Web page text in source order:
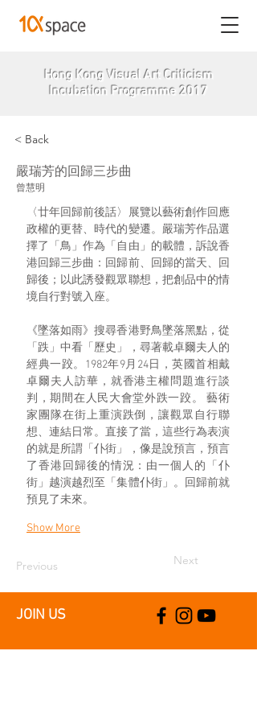
Hong Kong Visual Art Criticism
Incubation Programme 2017
< Back
嚴瑞芳的回歸三步曲
曾慧明
〈廿年回歸前後話〉展覽以藝術創作回應
政權的更替、時代的變遷。嚴瑞芳作品選
擇了「鳥」作為「自由」的載體，訴說香
港回歸三步曲：回歸前、回歸的當天、回
歸後；以此誘發觀眾聯想，把創品中的情
境自行對號入座。
《墜落如雨》搜尋香港野鳥墜落黑點，從
「跌」中看「歷史」，尋著載卓爾夫人的
經典一跤。1982年9月24日，英國首相戴
卓爾夫人訪華，就香港主權問題進行談
判，期間在人民大會堂外跌一跤。 藝術
家團隊在街上重演跌倒，讓觀眾自行聯
想、連結日常。直接了當，這些行為表演
的就是所謂「仆街」，像是說預言，預言
了香港回歸後的情況：由一個人的「仆
街」越演越烈至「集體仆街」。回歸前就
預見了未來。
Show More
Previous Next
JOIN US